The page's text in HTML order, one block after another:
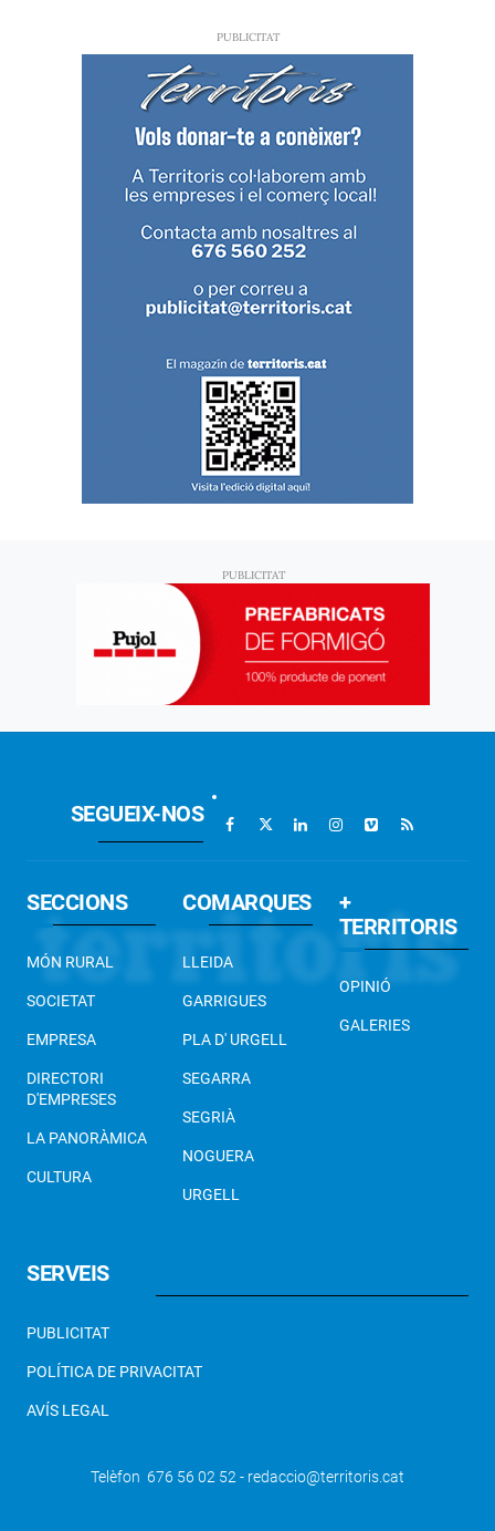
SEGUEIX-NOS
SECCIONS
MÓN RURAL
SOCIETAT
EMPRESA
DIRECTORI
D'EMPRESES
LA PANORÀMICA
CULTURA
COMARQUES
LLEIDA
GARRIGUES
PLA D' URGELL
SEGARRA
SEGRIÀ
NOGUERA
URGELL
+
TERRITORIS
OPINIÓ
GALERIES
SERVEIS
PUBLICITAT
POLÍTICA DE PRIVACITAT
AVÍS LEGAL
Telèfon 676 56 02 52 - redaccio@territoris.cat